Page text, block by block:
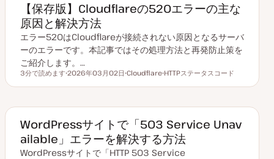
【保存版】Cloudflareの520エラーの主な
原因と解決方法
エラー520はCloudflareが接続されない原因となるサーバ
ーのエラーです。本記事ではその処理方法と再発防止策を
ご紹介します。…
読むのにかかる時間
3分で読めます
新
2026年03月02日
ピ
ク
Cloudflare
ピ
ク
HTTPステータスコード
WordPressサイトで「503 Service Unav
ailable」エラーを解決する方法
WordPressサイトで「HTTP 503 Service